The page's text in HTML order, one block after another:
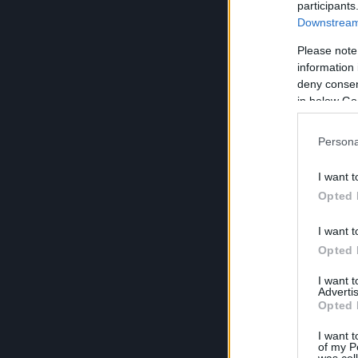
Please
information
deny
in below
I want
Opted
I want
Opted
I want
Opted
I want
of my